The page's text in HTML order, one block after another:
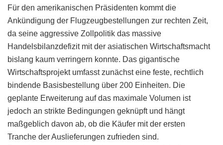
Für den amerikanischen Präsidenten kommt die
Ankündigung der Flugzeugbestellungen zur rechten Zeit,
da seine aggressive Zollpolitik das massive
Handelsbilanzdefizit mit der asiatischen Wirtschaftsmacht
bislang kaum verringern konnte. Das gigantische
Wirtschaftsprojekt umfasst zunächst eine feste, rechtlich
bindende Basisbestellung über 200 Einheiten. Die
geplante Erweiterung auf das maximale Volumen ist
jedoch an strikte Bedingungen geknüpft und hängt
maßgeblich davon ab, ob die Käufer mit der ersten
Tranche der Auslieferungen zufrieden sind.